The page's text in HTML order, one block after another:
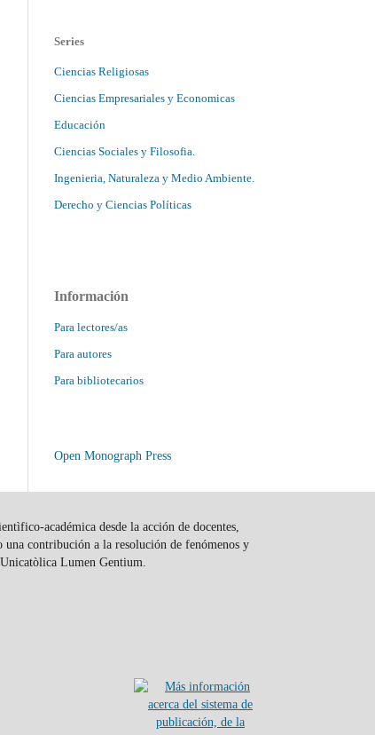
Series
Ciencias Religiosas
Ciencias Empresariales y Economicas
Educación
Ciencias Sociales y Filosofia.
Ingenieria, Naturaleza y Medio Ambiente.
Derecho y Ciencias Políticas
Información
Para lectores/as
Para autores
Para bibliotecarios
Open Monograph Press
académica desde la acción de docentes,
contribución a la resolución de fenómenos y
Lumen Gentium.